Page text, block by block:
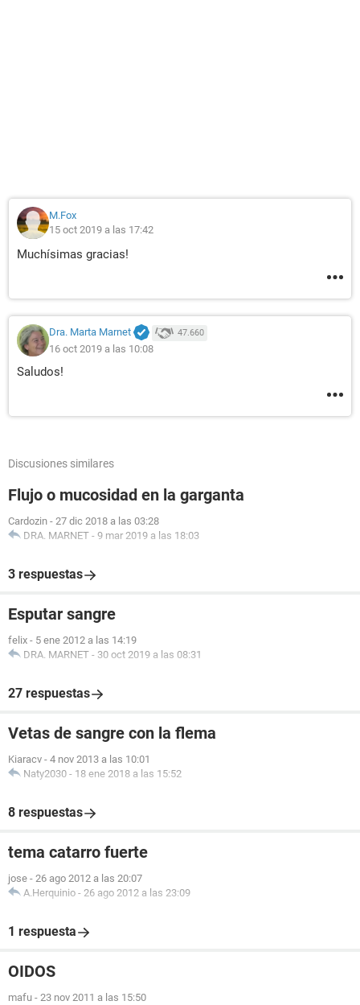
M.Fox
15 oct 2019 a las 17:42
Muchísimas gracias!
Dra. Marta Marnet 47.660
16 oct 2019 a las 10:08
Saludos!
Discusiones similares
Flujo o mucosidad en la garganta
Cardozin - 27 dic 2018 a las 03:28
DRA. MARNET - 9 mar 2019 a las 18:03
3 respuestas
Esputar sangre
felix - 5 ene 2012 a las 14:19
DRA. MARNET - 30 oct 2019 a las 08:31
27 respuestas
Vetas de sangre con la flema
Kiaracv - 4 nov 2013 a las 10:01
Naty2030 - 18 ene 2018 a las 15:52
8 respuestas
tema catarro fuerte
jose - 26 ago 2012 a las 20:07
A.Herquinio - 26 ago 2012 a las 23:09
1 respuesta
OIDOS
mafu - 23 nov 2011 a las 15:50